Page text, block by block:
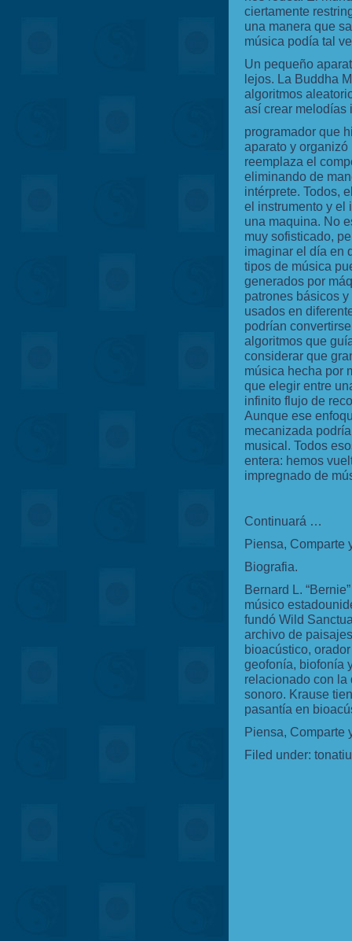
ciertamente
una manera que
música podía tal
Un pequeño
lejos. La Buddha
algoritmos
así crear melodías
programador que
aparato y organizó
reemplaza el
eliminando de
intérprete. Todos,
el instrumento y el
una maquina. No
muy sofisticado,
imaginar el día en
tipos de música
generados por
patrones básicos
usados en
podrían
algoritmos que
considerar que
música hecha por
que elegir entre
infinito flujo de
Aunque ese
mecanizada
musical. Todos
entera: hemos
impregnado
Continuará …
Piensa,
Biografia.
Bernard L.
músico
fundó Wild
archivo de
bioacústico,
geofonía, biofonía
relacionado con la
sonoro. Krause
pasantía en
Piensa,
Filed under: